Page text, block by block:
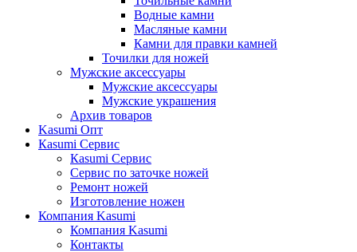
Водные камни
Масляные камни
Камни для правки камней
Точилки для ножей
Мужские аксессуары
Мужские аксессуары
Мужские украшения
Архив товаров
Kasumi Опт
Кasumi Сервис
Кasumi Сервис
Сервис по заточке ножей
Ремонт ножей
Изготовление ножен
Компания Kasumi
Компания Kasumi
Контакты